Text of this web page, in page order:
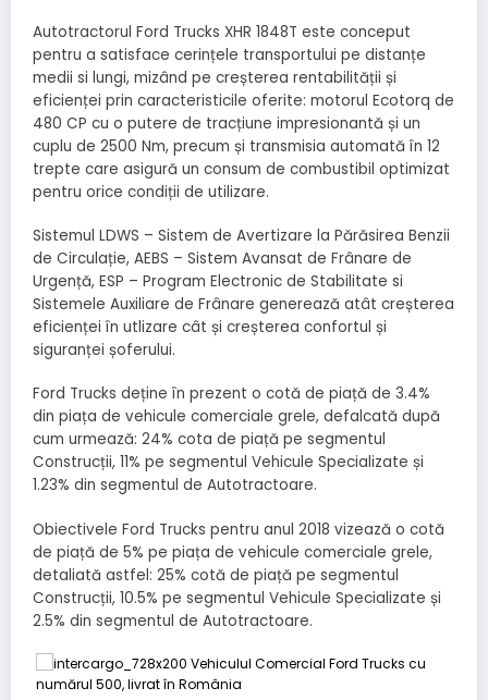
Autotractorul Ford Trucks XHR 1848T este conceput
pentru a satisface cerințele transportului pe distanțe
medii si lungi, mizând pe creșterea rentabilității și
eficienței prin caracteristicile oferite: motorul Ecotorq de
480 CP cu o putere de tracțiune impresionantă și un
cuplu de 2500 Nm, precum și transmisia automată în 12
trepte care asigură un consum de combustibil optimizat
pentru orice condiții de utilizare.
Sistemul LDWS – Sistem de Avertizare la Părăsirea Benzii
de Circulație, AEBS – Sistem Avansat de Frânare de
Urgență, ESP – Program Electronic de Stabilitate si
Sistemele Auxiliare de Frânare generează atât creșterea
eficienței în utlizare cât și creșterea confortul și
siguranței șoferului.
Ford Trucks deține în prezent o cotă de piață de 3.4%
din piața de vehicule comerciale grele, defalcată după
cum urmează: 24% cota de piață pe segmentul
Construcții, 11% pe segmentul Vehicule Specializate și
1.23% din segmentul de Autotractoare.
Obiectivele Ford Trucks pentru anul 2018 vizează o cotă
de piață de 5% pe piața de vehicule comerciale grele,
detaliată astfel: 25% cotă de piață pe segmentul
Construcții, 10.5% pe segmentul Vehicule Specializate și
2.5% din segmentul de Autotractoare.